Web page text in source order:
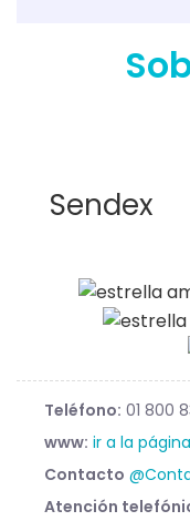
Sendex
Teléfono: 01 800
www: ir a la
Contacto
Atención